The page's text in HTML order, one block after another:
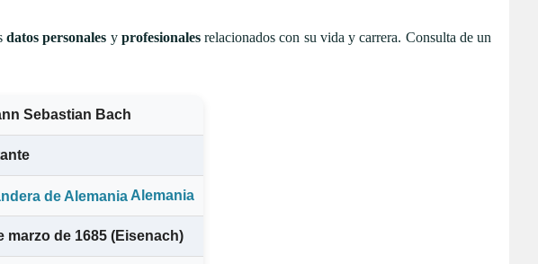
datos personales y profesionalesrelacionados con su vida y carrera. Consulta de un
Sebastian Bach
Alemania
marzo de 1685 (Eisenach)